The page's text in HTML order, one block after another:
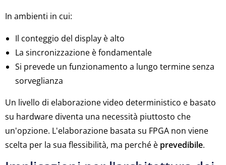
In ambienti in cui:
Il conteggio del display è alto
La sincronizzazione è fondamentale
Si prevede un funzionamento a lungo termine senza
sorveglianza
Un livello di elaborazione video deterministico e basato
su hardware diventa una necessità piuttosto che
un'opzione. L'elaborazione basata su FPGA non viene
scelta per la sua flessibilità, ma perché è prevedibile.